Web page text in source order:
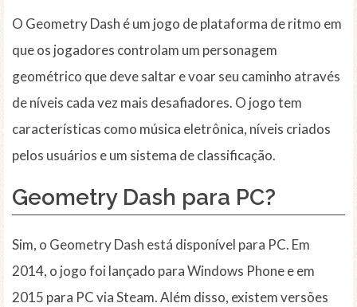
O Geometry Dash é um jogo de plataforma de ritmo em
que os jogadores controlam um personagem
geométrico que deve saltar e voar seu caminho através
de níveis cada vez mais desafiadores. O jogo tem
características como música eletrônica, níveis criados
pelos usuários e um sistema de classificação.
Geometry Dash para PC?
Sim, o Geometry Dash está disponível para PC. Em
2014, o jogo foi lançado para Windows Phone e em
2015 para PC via Steam. Além disso, existem versões